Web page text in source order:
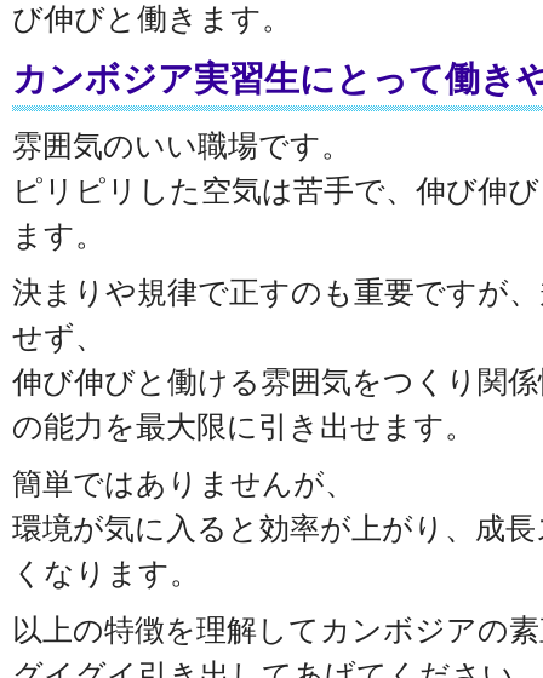
び伸びと働きます。
カンボジア実習生にとって働き
雰囲気のいい職場です。
ピリピリした空気は苦手で、伸び伸
ます。
決まりや規律で正すのも重要ですが
せず、
伸び伸びと働ける雰囲気をつくり関
の能力を最大限に引き出せます。
簡単ではありませんが、
環境が気に入ると効率が上がり、成
くなります。
以上の特徴を理解してカンボジアの